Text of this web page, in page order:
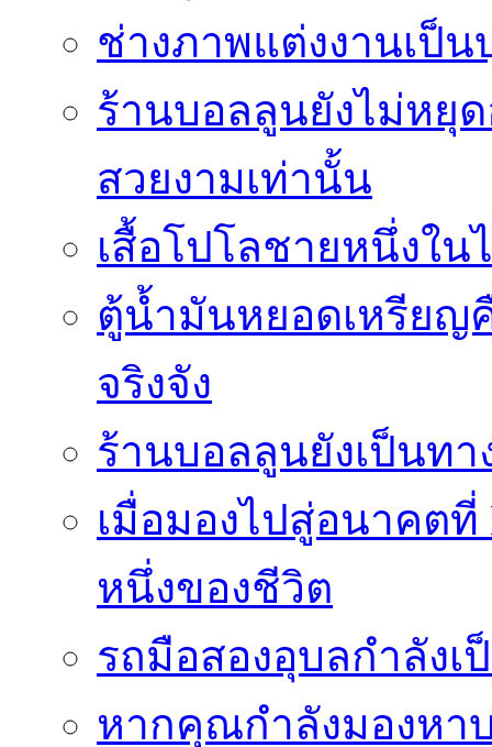
ช่างภาพแต่งงานเป็
ร้านบอลลูนยังไม่หยุ
สวยงามเท่านั้น
เสื้อโปโลชายหนึ่งใ
ตู้น้ำมันหยอดเหรียญ
จริงจัง
ร้านบอลลูนยังเป็นทา
เมื่อมองไปสู่อนาคตที่
หนึ่งของชีวิต
รถมือสองอุบลกำลัง
หากคุณกำลังมองหา